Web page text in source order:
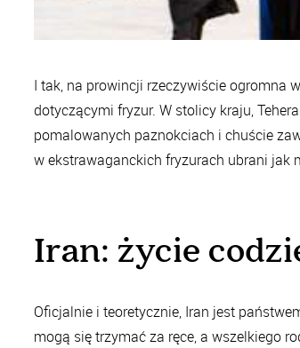
I tak, na prowincji rzeczywiście ogromna
dotyczącymi fryzur. W stolicy kraju,
pomalowanych paznokciach i chuście
w ekstrawaganckich fryzurach ubrani jak
Iran: życie
Oficjalnie i teoretycznie, Iran jest
mogą się trzymać za ręce, a wszelkiego